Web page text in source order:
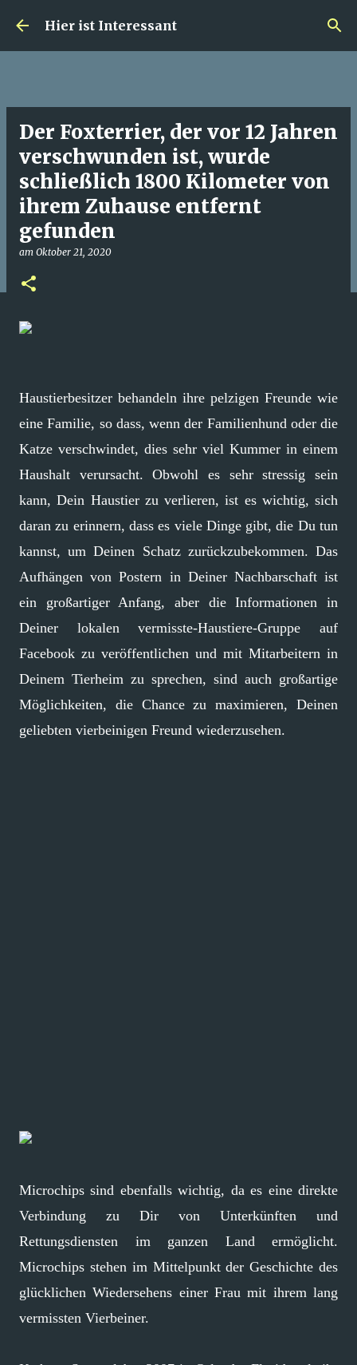
Direkt zum Hauptbereich
Hier ist Interessant
Der Foxterrier, der vor 12 Jahren
verschwunden ist, wurde
schließlich 1800 Kilometer von
ihrem Zuhause entfernt
gefunden
am Oktober 21, 2020
Haustierbesitzer behandeln ihre pelzigen Freunde wie
eine Familie, so dass, wenn der Familienhund oder die
Katze verschwindet, dies sehr viel Kummer in einem
Haushalt verursacht. Obwohl es sehr stressig sein
kann, Dein Haustier zu verlieren, ist es wichtig, sich
daran zu erinnern, dass es viele Dinge gibt, die Du tun
kannst, um Deinen Schatz zurückzubekommen. Das
Aufhängen von Postern in Deiner Nachbarschaft ist
ein großartiger Anfang, aber die Informationen in
Deiner lokalen vermisste-Haustiere-Gruppe auf
Facebook zu veröffentlichen und mit Mitarbeitern in
Deinem Tierheim zu sprechen, sind auch großartige
Möglichkeiten, die Chance zu maximieren, Deinen
geliebten vierbeinigen Freund wiederzusehen.
Microchips sind ebenfalls wichtig, da es eine direkte
Verbindung zu Dir von Unterkünften und
Rettungsdiensten im ganzen Land ermöglicht.
Microchips stehen im Mittelpunkt der Geschichte des
glücklichen Wiedersehens einer Frau mit ihrem lang
vermissten Vierbeiner.